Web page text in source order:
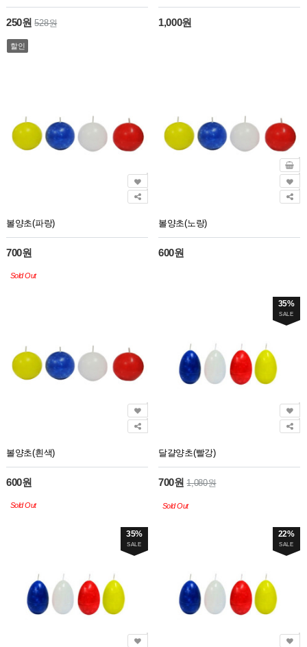
250원528원
할인
1,000원
볼양초(파랑)
700원
Sold Out
볼양초(노랑)
600원
볼양초(흰색)
600원
Sold Out
35%
SALE
달걀양초(빨강)
700원1,080원
Sold Out
35%
SALE
22%
SALE